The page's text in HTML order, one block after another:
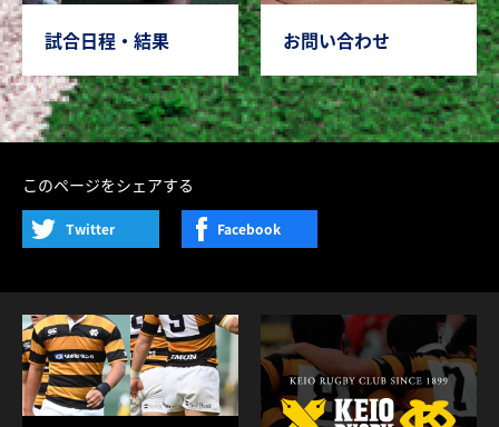
試合日程・結果 お問い合わせ
このページをシェアする
Twitter Facebook